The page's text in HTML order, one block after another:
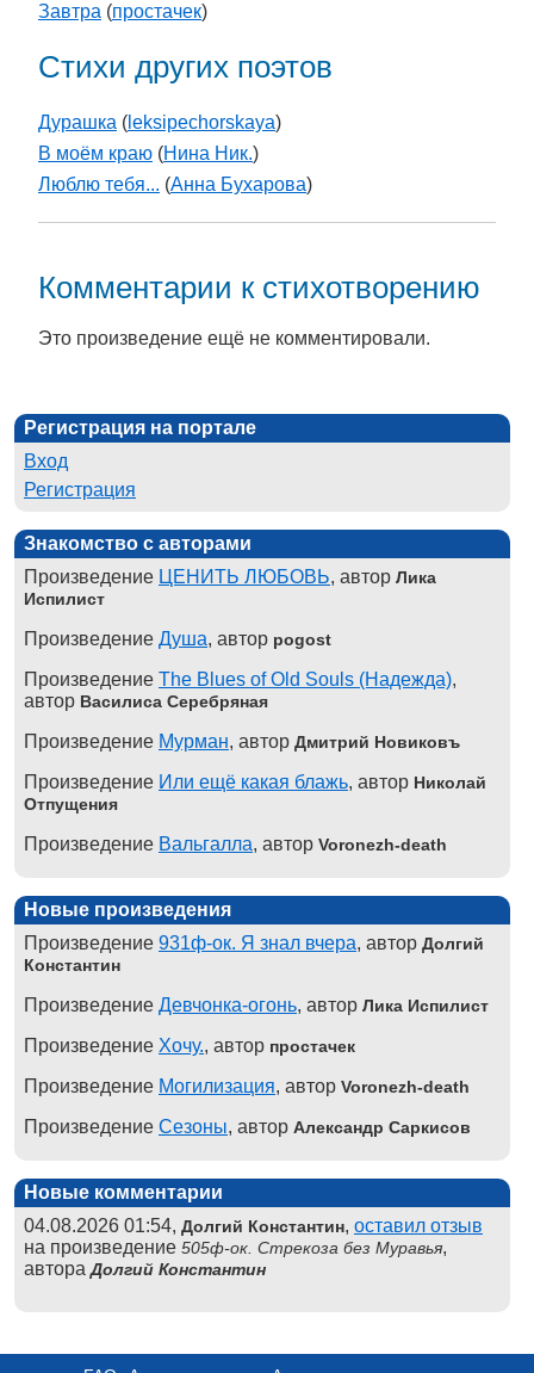
Завтра (простачек)
Стихи других поэтов
Дурашка ( leksipechorskaya)
В моём краю (Нина Ник.)
Люблю тебя... (Анна Бухарова)
Комментарии к стихотворению
Это произведение ещё не комментировали.
Регистрация на портале
Вход
Регистрация
Знакомство с авторами
Произведение ЦЕНИТЬ ЛЮБОВЬ, автор Лика
Испилист
Произведение Душа, автор pogost
Произведение The Blues of Old Souls (Надежда),
автор Василиса Серебряная
Произведение Мурман, автор Дмитрий Новиковъ
Произведение Или ещё какая блажь, автор Николай
Отпущения
Произведение Вальгалла, автор Voronezh-death
Новые произведения
Произведение 931ф-ок. Я знал вчера, автор Долгий
Константин
Произведение Девчонка-огонь, автор Лика Испилист
Произведение Хочу., автор простачек
Произведение Могилизация, автор Voronezh-death
Произведение Сезоны, автор Александр Саркисов
Новые комментарии
04.08.2026 01:54, Долгий Константин, оставил отзыв
на произведение 505ф-ок. Стрекоза без Муравья,
автораДолгий Константин